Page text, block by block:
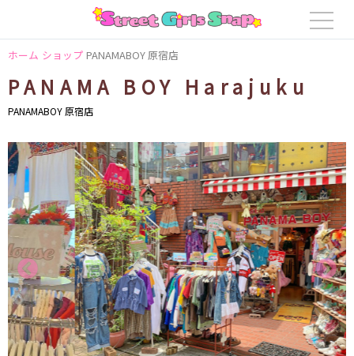
ホーム ショップ PANAMABOY 原宿店
PANAMA BOY Harajuku
PANAMABOY 原宿店